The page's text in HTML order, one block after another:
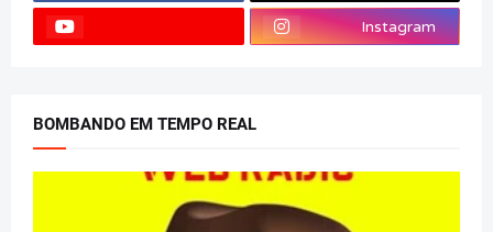
Instagram
BOMBANDO EM TEMPO REAL